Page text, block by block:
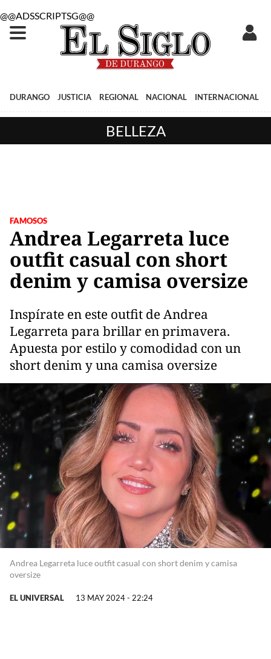
@@ADSSCRIPTSG@@
DURANGO JUSTICIA REGIONAL NACIONAL INTERNACIONAL
BELLEZA
FAMOSOS
Andrea Legarreta luce
outfit casual con short
denim y camisa oversize
Inspírate en este outfit de Andrea
Legarreta para brillar en primavera.
Apuesta por estilo y comodidad con un
short denim y una camisa oversize
Andrea Legarreta luce outfit casual con short denim y camisa
oversize
EL UNIVERSAL 13 MAY 2024 - 22:24